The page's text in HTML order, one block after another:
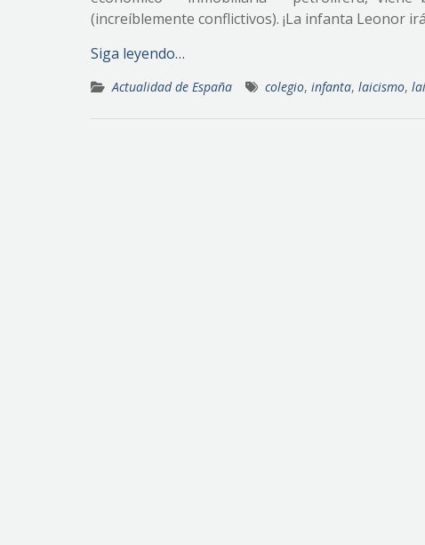
(increíblemente conflictivos). ¡La infanta Leonor
Siga leyendo…
Actualidad de España colegio, infanta, laicismo,